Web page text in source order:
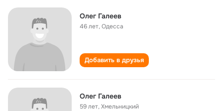
Олег Галеев
46 лет,Одесса
Добавить в друзья
Олег Галеев
59 лет,Хмельницкий